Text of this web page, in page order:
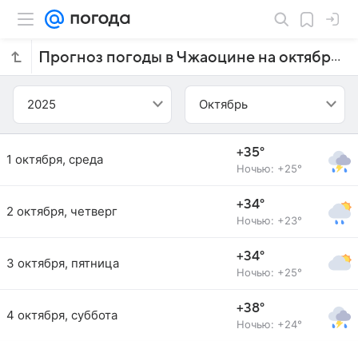
Прогноз погоды в Чжаоцине на октябрь 2025 года
2025 Октябрь
1 октября, среда +35°
Ночью: +25°
2 октября, четверг +34°
Ночью: +23°
3 октября, пятница +34°
Ночью: +25°
4 октября, суббота +38°
Ночью: +24°